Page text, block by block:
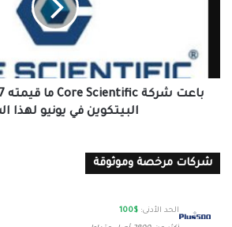
مليون
دولار
لهذا
السبب
البيتكوين في يونيو لهذا
شركات مرخصة وموثوقة
الحد الأدنى: $100